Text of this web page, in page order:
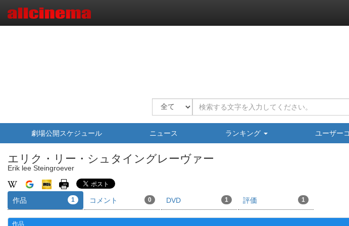
劇場公開スケジュール ニュース ランキング ユーザー
エリク・リー・シュタイングレーヴァー
Erik lee Steingroever
作品 1 コメント 0 DVD 1 評価 1
作品